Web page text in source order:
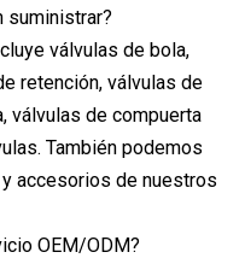
suministrar?
válvulas de bola,
retención, válvulas de
válvulas de compuerta
También podemos
accesorios de nuestros
OEM/ODM?